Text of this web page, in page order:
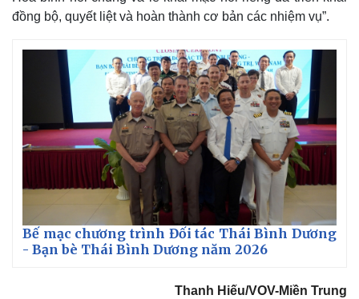
đồng bộ, quyết liệt và hoàn thành cơ bản các nhiệm vụ”.
Bế mạc chương trình Đối tác Thái Bình Dương
- Bạn bè Thái Bình Dương năm 2026
Thanh Hiếu/VOV-Miền Trung